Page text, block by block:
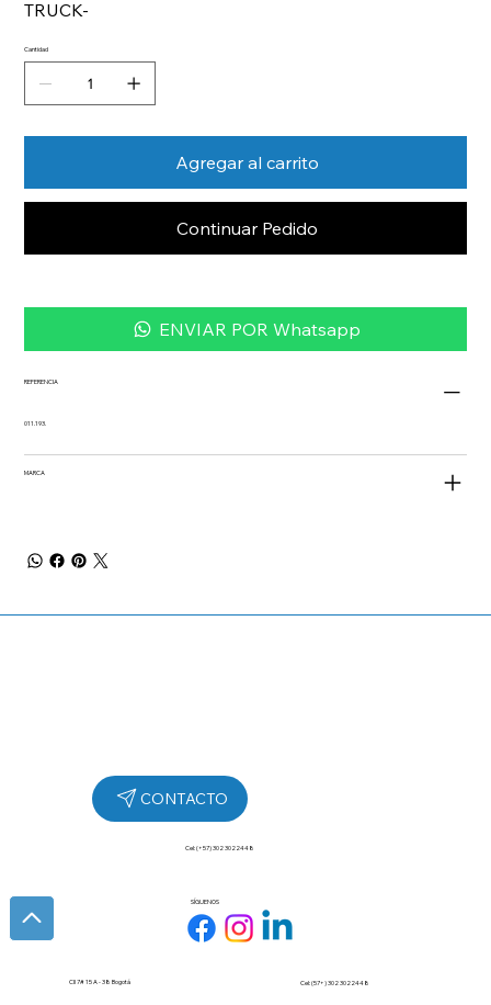
TRUCK-
Cantidad
Agregar al carrito
Continuar Pedido
ENVIAR POR Whatsapp
REFERENCIA
011.193.
MARCA
SÍGUENOS
Cel: (+57) 302 3022448
Cll 7# 15 A - 38 Bogotá Cel: (57+) 302 3022448